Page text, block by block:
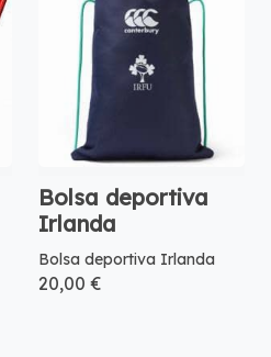
Bolsa deportiva
Irlanda
Bolsa deportiva Irlanda
20,00 €